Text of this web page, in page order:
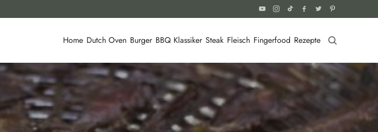
Home Dutch Oven Burger BBQ Klassiker Steak Fleisch Fingerfood Rezepte